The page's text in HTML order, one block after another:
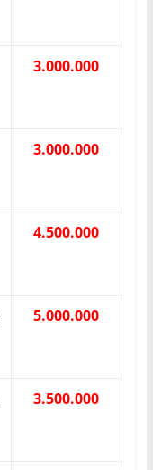
3.000.000
3.000.000
4.500.000
5.000.000
3.500.000